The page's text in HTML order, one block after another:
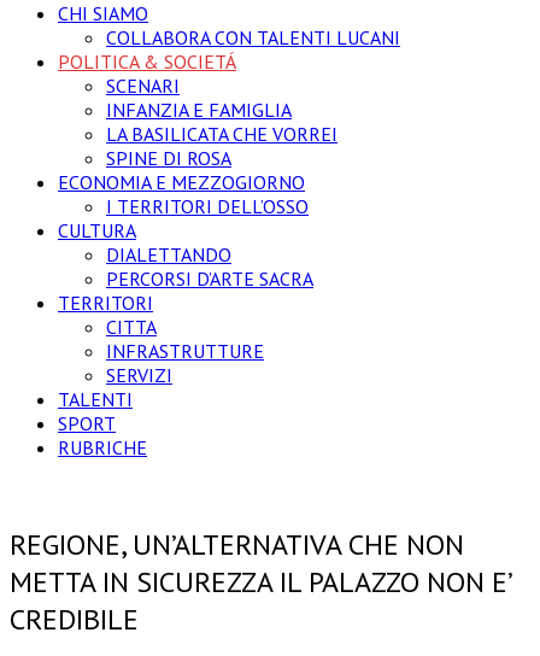
CHI SIAMO
COLLABORA CON TALENTI LUCANI
POLITICA & SOCIETÁ
SCENARI
INFANZIA E FAMIGLIA
LA BASILICATA CHE VORREI
SPINE DI ROSA
ECONOMIA E MEZZOGIORNO
I TERRITORI DELL’OSSO
CULTURA
DIALETTANDO
PERCORSI D’ARTE SACRA
TERRITORI
CITTA
INFRASTRUTTURE
SERVIZI
TALENTI
SPORT
RUBRICHE
REGIONE, UN’ALTERNATIVA CHE NON
METTA IN SICUREZZA IL PALAZZO NON E’
CREDIBILE